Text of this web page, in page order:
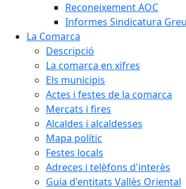
Reconeixement AOC
Informes Sindicatura
La Comarca
Descripció
La comarca en xifres
Els municipis
Actes i festes de la comarca
Mercats i fires
Alcaldes i alcaldesses
Mapa polític
Festes locals
Adreces i telèfons d'interès
Guia d'entitats Vallès Oriental